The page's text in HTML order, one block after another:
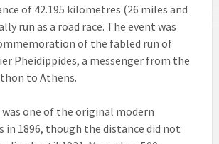
of 42.195 kilometres (26 miles and
run as a road race. The event was
of the fabled run of
Pheidippides, a messenger from the
to Athens.
one of the original modern
in 1896, though the distance did not